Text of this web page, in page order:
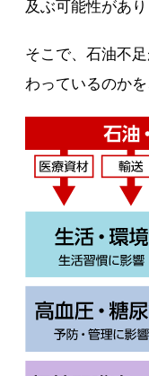
及ぶ可能性があり
そこで、石油不
わっているのか